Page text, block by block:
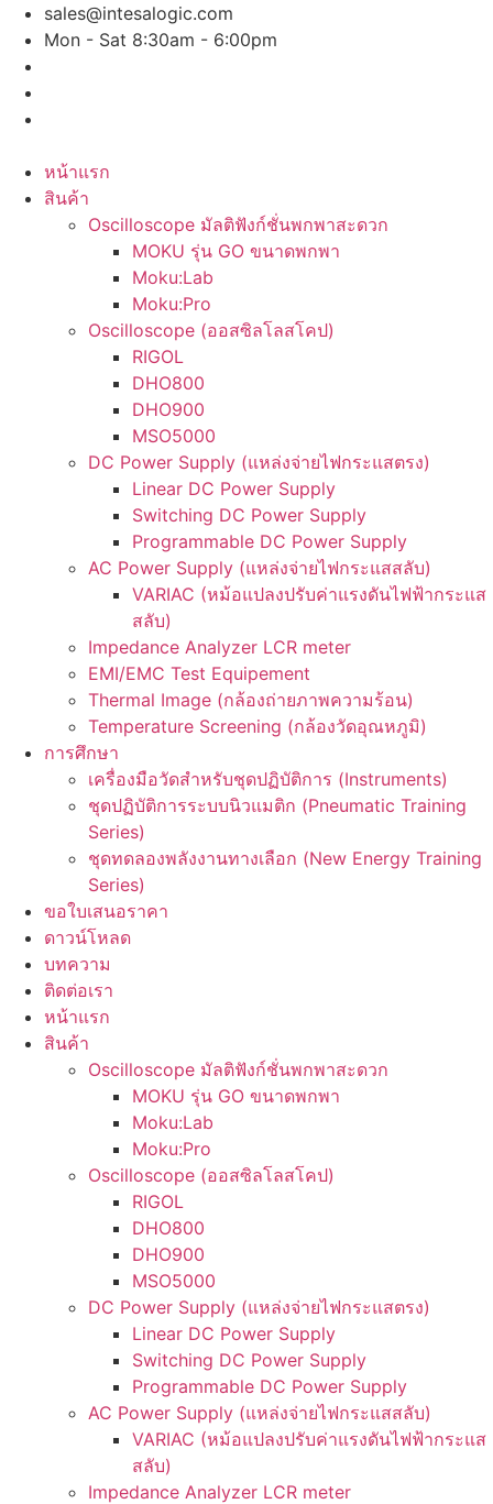
Skip
content
sales@intesalogic.com
Mon - Sat 8:30am - 6:00pm
หน้าแรก
สินค้า
Oscilloscope มัลติฟังก์ชั่นพกพาสะดวก
MOKU รุ่น GO ขนาดพกพา
Moku:Lab
Moku:Pro
Oscilloscope (ออสซิลโลสโคป)
RIGOL
DHO800
DHO900
MSO5000
DC Power Supply (แหล่งจ่ายไฟกระแสตรง)
Linear DC Power Supply
Switching DC Power Supply
Programmable DC Power Supply
AC Power Supply (แหล่งจ่ายไฟกระแสสลับ)
VARIAC (หม้อแปลงปรับค่าแรงดันไฟฟ้ากระแส
สลับ)
Impedance Analyzer LCR meter
EMI/EMC Test Equipement
Thermal Image (กล้องถ่ายภาพความร้อน)
Temperature Screening (กล้องวัดอุณหภูมิ)
การศึกษา
เครื่องมือวัดสำหรับชุดปฏิบัติการ (Instruments)
ชุดปฏิบัติการระบบนิวแมติก (Pneumatic Training
Series)
ชุดทดลองพลังงานทางเลือก (New Energy Training
Series)
ขอใบเสนอราคา
ดาวน์โหลด
บทความ
ติดต่อเรา
หน้าแรก
สินค้า
Oscilloscope มัลติฟังก์ชั่นพกพาสะดวก
MOKU รุ่น GO ขนาดพกพา
Moku:Lab
Moku:Pro
Oscilloscope (ออสซิลโลสโคป)
RIGOL
DHO800
DHO900
MSO5000
DC Power Supply (แหล่งจ่ายไฟกระแสตรง)
Linear DC Power Supply
Switching DC Power Supply
Programmable DC Power Supply
AC Power Supply (แหล่งจ่ายไฟกระแสสลับ)
VARIAC (หม้อแปลงปรับค่าแรงดันไฟฟ้ากระแส
สลับ)
Impedance Analyzer LCR meter